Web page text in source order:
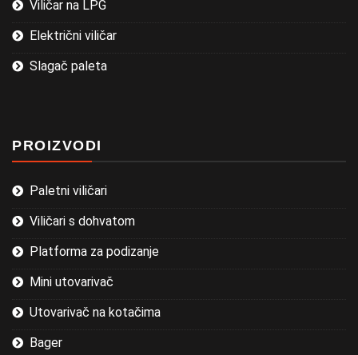
Viličar na LPG
Električni viličar
Slagač paleta
PROIZVODI
Paletni viličari
Viličari s dohvatom
Platforma za podizanje
Mini utovarivač
Utovarivač na kotačima
Bager